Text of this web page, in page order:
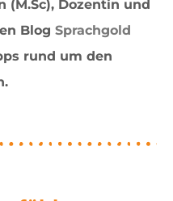
(M.Sc), Dozentin und
Blog Sprachgold
rund um den